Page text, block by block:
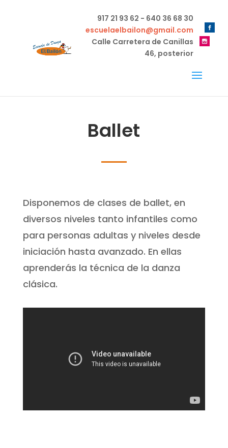
917 21 93 62 - 640 36 68 30
escuelaelbailon@gmail.com
Calle Carretera de Canillas
46, posterior
Ballet
Disponemos de clases de ballet, en
diversos niveles tanto infantiles como
para personas adultas y niveles desde
iniciación hasta avanzado. En ellas
aprenderás la técnica de la danza
clásica.